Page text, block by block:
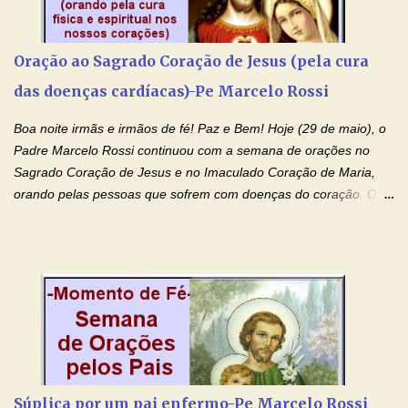
possamos nos livrar de toda opressão diabólica que possa estar
prejudicando a nossa família. Peço também que atenda, em
(apresente aqui o seu pedido...) Eu, desde já, agradeço de
coração, confiante que o Senhor me atenderá. Eu louvo o Pai por
agradeço de coração ao Espíri...
Oração ao Sagrado Coração de Jesus (pela cura
das doenças cardíacas)-Pe Marcelo Rossi
Boa noite irmãs e irmãos de fé! Paz e Bem! Hoje (29 de maio), o
Padre Marcelo Rossi continuou com a semana de orações no
Sagrado Coração de Jesus e no Imaculado Coração de Maria,
orando pelas pessoas que sofrem com doenças do coração. O
esta abençoada semana de orações no programa de rádio
Momento de Fé, vamos juntos formar uma forte corrente de
orações com o Padre Marcelo. Não desista do milagre, da cura;
tenha fé, creia firmemente e ore incessantemente até que o
Kairós aconteça em sua vida. Fique no Amor Ágape de Jesus e
Súplica por um pai enfermo-Pe Marcelo Rossi